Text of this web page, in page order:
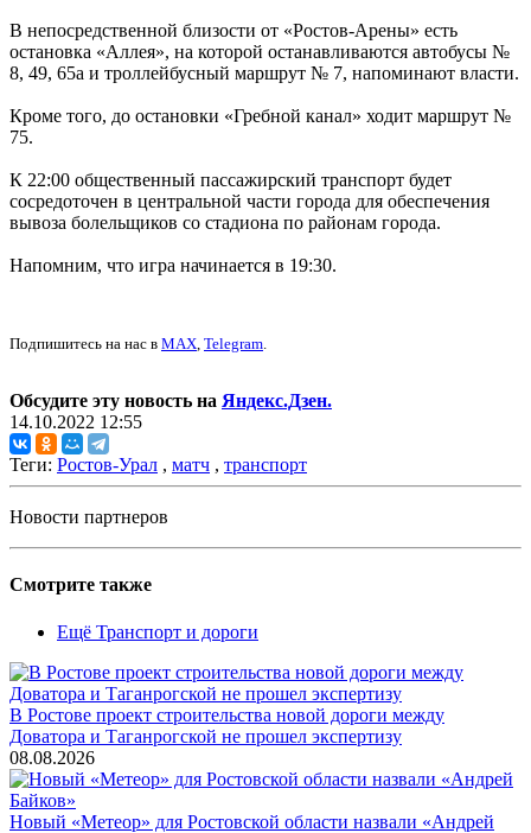
В непосредственной близости от «Ростов-Арены» есть
остановка «Аллея», на которой останавливаются автобусы №
8, 49, 65а и троллейбусный маршрут № 7, напоминают власти.
Кроме того, до остановки «Гребной канал» ходит маршрут №
75.
К 22:00 общественный пассажирский транспорт будет
сосредоточен в центральной части города для обеспечения
вывоза болельщиков со стадиона по районам города.
Напомним, что игра начинается в 19:30.
Подпишитесь на нас в MAX, Telegram.
Обсудите эту новость на Яндекс.Дзен.
14.10.2022 12:55
Теги: Ростов-Урал , матч , транспорт
Новости партнеров
Смотрите также
Ещё Транспорт и дороги
В Ростове проект строительства новой дороги между
Доватора и Таганрогской не прошел экспертизу
08.08.2026
Новый «Метеор» для Ростовской области назвали «Андрей